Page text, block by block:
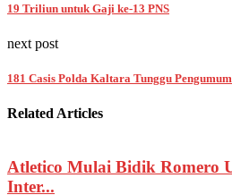
19 Triliun untuk Gaji ke-13 PNS
next post
181 Casis Polda Kaltara Tunggu
Related Articles
Atletico Mulai Bidik Romero
Inter...